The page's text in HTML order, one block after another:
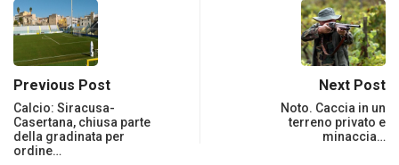
Previous Post
Calcio: Siracusa-
Casertana, chiusa parte
della gradinata per
ordine…
Next Post
Noto. Caccia in un
terreno privato e
minaccia…